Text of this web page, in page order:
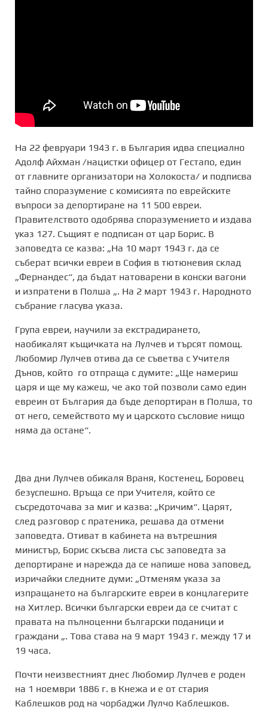
На 22 февруари 1943 г. в България идва специално
Адолф Айхман /нацистки офицер от Гестапо, един
от главните организатори на Холокоста/ и подписва
тайно споразумение с комисията по еврейските
въпроси за депортиране на 11 500 евреи.
Правителството одобрява споразумението и издава
указ 127. Същият е подписан от цар Борис. В
заповедта се казва: „На 10 март 1943 г. да се
съберат всички евреи в София в тютюневия склад
„Фернандес“, да бъдат натоварени в конски вагони
и изпратени в Полша „. На 2 март 1943 г. Народното
събрание гласува указа.
Група евреи, научили за екстрадирането,
наобикалят къщичката на Лулчев и търсят помощ.
Любомир Лулчев отива да се съветва с Учителя
Дънов, който го отпраща с думите: „Ще намериш
царя и ще му кажеш, че ако той позволи само един
евреин от България да бъде депортиран в Полша, то
от него, семейството му и царското съсловие нищо
няма да остане“.
Два дни Лулчев обикаля Враня, Костенец, Боровец
безуспешно. Връща се при Учителя, който се
съсредоточава за миг и казва: „Кричим“. Царят,
след разговор с пратеника, решава да отмени
заповедта. Отиват в кабинета на вътрешния
министър, Борис скъсва листа със заповедта за
депортиране и нарежда да се напише нова заповед,
изричайки следните думи: „Отменям указа за
изпращането на българските евреи в концлагерите
на Хитлер. Всички български евреи да се считат с
правата на пълноценни български поданици и
граждани „. Това става на 9 март 1943 г. между 17 и
19 часа.
Почти неизвестният днес Любомир Лулчев е роден
на 1 ноември 1886 г. в Кнежа и е от стария
Каблешков род на чорбаджи Лулчо Каблешков.